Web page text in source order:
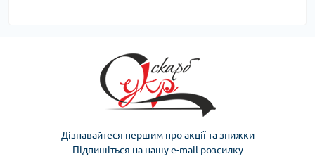
Дізнавайтеся першим про акції та знижки
Підпишіться на нашу e-mail розсилку